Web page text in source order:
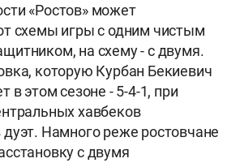
«Ростов» может
схемы игры с одним чистым
на схему - с двумя.
которую Курбан Бекиевич
в этом сезоне - 5-4-1, при
хавбеков
Намного реже ростовчане
с двумя